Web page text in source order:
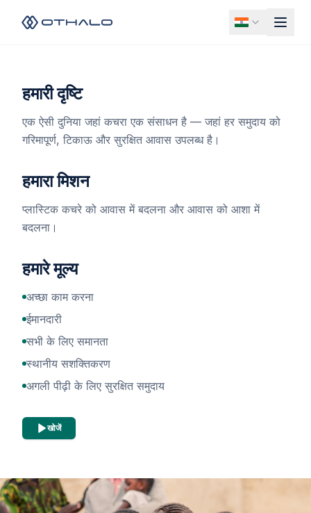
हमारी दृष्टि
एक ऐसी दुनिया जहां कचरा एक संसाधन है — जहां हर समुदाय को
गरिमापूर्ण, टिकाऊ और सुरक्षित आवास उपलब्ध है।
हमारा मिशन
प्लास्टिक कचरे को आवास में बदलना और आवास को आशा में
बदलना।
हमारे मूल्य
अच्छा काम करना
ईमानदारी
सभी के लिए समानता
स्थानीय सशक्तिकरण
अगली पीढ़ी के लिए सुरक्षित समुदाय
खोजें